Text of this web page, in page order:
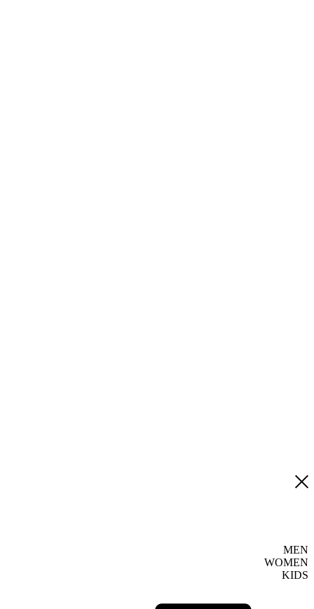
MEN
WOMEN
KIDS